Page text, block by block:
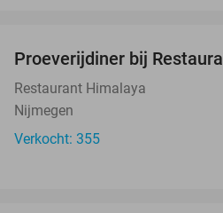
Proeverijdiner bij
Restaurant Himalaya
Nijmegen
Verkocht: 355